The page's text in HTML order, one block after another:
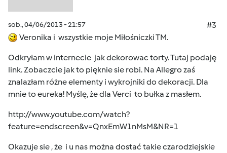
sob., 04/06/2013 - 21:57
#3
Veronika i wszystkie moje Miłośniczki TM.
Odkryłam w internecie jak dekorowac torty. Tutaj podaję
link. Zobaczcie jak to pięknie sie robi. Na Allegro zaś
znalazłam różne elementy i wykrojniki do dekoracji. Dla
mnie to eureka! Myślę, że dla Verci to bułka z masłem.
http://www.youtube.com/watch?
feature=endscreen&v=QnxEmW1nMsM&NR=1
Okazuje sie , że i u nas można dostać takie czarodziejskie